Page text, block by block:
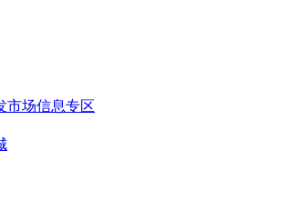
市场信息专区